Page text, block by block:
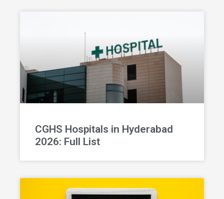
CGHS Hospitals in Hyderabad
2026: Full List